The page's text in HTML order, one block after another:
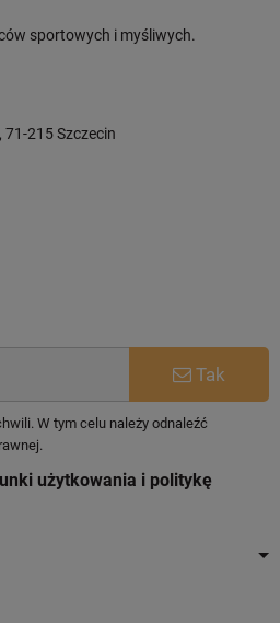
sportowych i myśliwych.
215 Szczecin
Tak
W tym celu należy odnaleźć
użytkowania i politykę